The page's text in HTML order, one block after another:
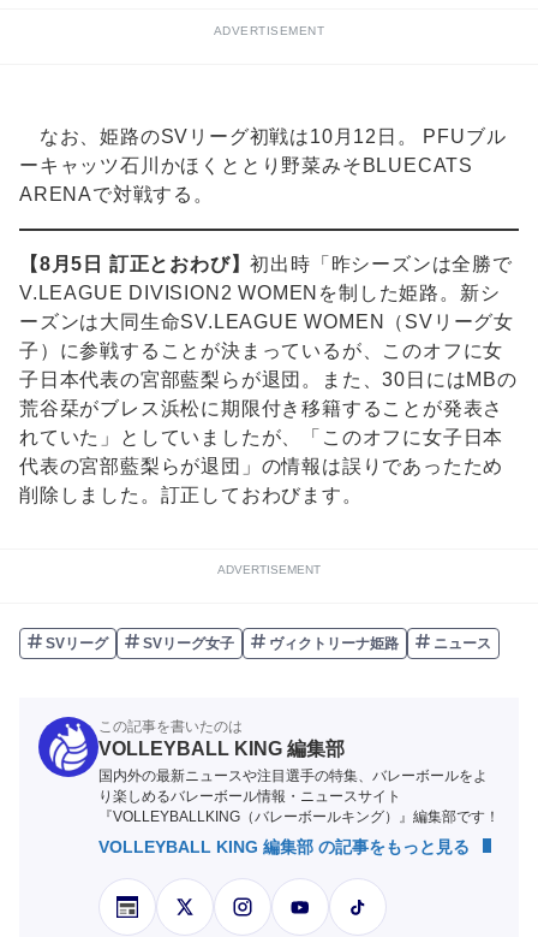
ADVERTISEMENT
なお、姫路のSVリーグ初戦は10月12日。 PFUブル
ーキャッツ石川かほくととり野菜みそBLUECATS
ARENAで対戦する。
【8月5日 訂正とおわび】初出時「昨シーズンは全勝で
V.LEAGUE DIVISION2 WOMENを制した姫路。新シ
ーズンは大同生命SV.LEAGUE WOMEN（SVリーグ女
子）に参戦することが決まっているが、このオフに女
子日本代表の宮部藍梨らが退団。また、30日にはMBの
荒谷栞がブレス浜松に期限付き移籍することが発表さ
れていた」としていましたが、「このオフに女子日本
代表の宮部藍梨らが退団」の情報は誤りであったため
削除しました。訂正しておわびます。
ADVERTISEMENT
SVリーグ SVリーグ女子 ヴィクトリーナ姫路 ニュース
この記事を書いたのは
VOLLEYBALL KING 編集部
国内外の最新ニュースや注目選手の特集、バレーボールをよ
り楽しめるバレーボール情報・ニュースサイト
『VOLLEYBALLKING（バレーボールキング）』編集部です！
VOLLEYBALL KING 編集部 の記事をもっと見る